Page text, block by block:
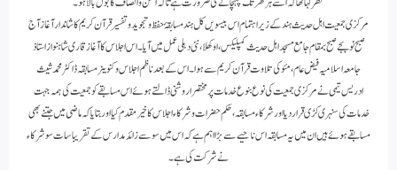
مرکزی جمعیت اہل حدیث ہند کے زیر اہتمام اس بیسویں کل ہند مسابقۂ حفظ وتجوید وتفسیرقرآن کریم کا شاندار آغاز آج
صبح نو بجے صبح بمقام جامع مسجد اہل حدیث کمپلیکس،اوکھلا،نئی دہلی عمل میں آیا۔اس اجلاس کا آغازقاری شاہنواز استاذ
جامعہ اسلامیہ فیض عام ،مئو کی تلاوت قرآن کریم سے ہوا۔اس کے بعد ناظم اجلاس وکنوینر مسابقہ ڈاکٹر محمد شیث
ادریس تیمی نے مرکزی جمعیت کی نوع بنوع خدمات پر مختصراروشنی ڈالتے ہوئے اس مسابقے کو جمعیت کی ہمہ جہت
خدمات کی سنہری کڑی قرار دیا اور شرکاء مسابقہ ،حکم حضرات وشرکاء اجلاس کا خیرمقدم کیااوربتایاکہ ماضی میں جتنے بھی
مسابقے ہوئے ہیں ان میں یہ مسابقہ اس ناحیے سے بڑااہم ہے کہ اس میں سو سے زائد مدارس کے تقریبا سات سو شرکاء
نے شرکت کی ہے۔